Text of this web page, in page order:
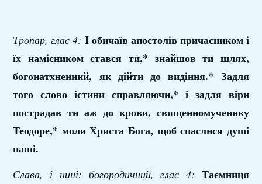
Тропар, глас 4: I обичаїв апостолів причасником і
їх намісником стався ти,* знайшов ти шлях,
богонатхненний, як дійти до видіння.* Задля
того слово істини справляючи,* і задля віри
пострадав ти аж до крови, священномученику
Теодоре,* моли Христа Бога, щоб спаслися душі
наші.
Слава, і нині: богородичний, глас 4: Таємниця